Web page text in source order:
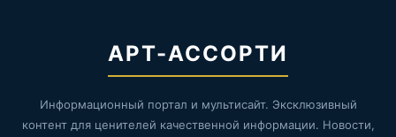
АРТ-АССОРТИ
Информационный портал и мультисайт. Эксклюзивный
контент для ценителей качественной информации. Новости,